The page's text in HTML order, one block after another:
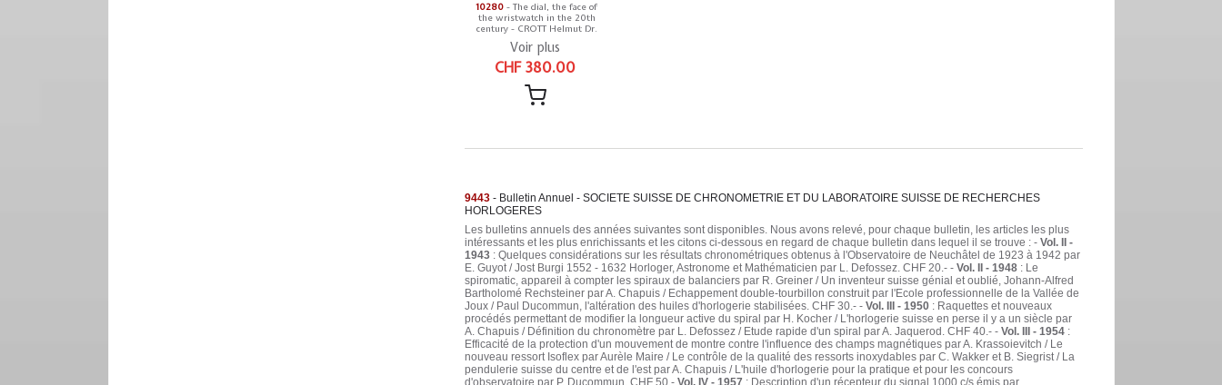
10280 - The dial, the face of
the wristwatch in the 20th
century - CROTT Helmut Dr.
Voir plus
CHF 380.00
9443- Bulletin Annuel - SOCIETE SUISSE DE CHRONOMETRIE ET DU LABORATOIRE SUISSE DE RECHERCHES
HORLOGERES
Les bulletins annuels des années suivantes sont disponibles. Nous avons relevé, pour chaque bulletin, les articles les plus
intéressants et les plus enrichissants et les citons ci-dessous en regard de chaque bulletin dans lequel il se trouve : - Vol. II -
1943: Quelques considérations sur les résultats chronométriques obtenus à l'Observatoire de Neuchâtel de 1923 à 1942 par
E. Guyot / Jost Burgi 1552 - 1632 Horloger, Astronome et Mathématicien par L. Defossez. CHF 20.- - Vol. II - 1948: Le
spiromatic, appareil à compter les spiraux de balanciers par R. Greiner / Un inventeur suisse génial et oublié, Johann-Alfred
Bartholomé Rechsteiner par A. Chapuis / Echappement double-tourbillon construit par l'Ecole professionnelle de la Vallée de
Joux / Paul Ducommun, l'altération des huiles d'horlogerie stabilisées. CHF 30.- - Vol. III - 1950: Raquettes et nouveaux
procédés permettant de modifier la longueur active du spiral par H. Kocher / L'horlogerie suisse en perse il y a un siècle par
A. Chapuis / Définition du chronomètre par L. Defossez / Etude rapide d'un spiral par A. Jaquerod. CHF 40.- - Vol. III - 1954:
Efficacité de la protection d'un mouvement de montre contre l'influence des champs magnétiques par A. Krassoievitch / Le
nouveau ressort Isoflex par Aurèle Maire / Le contrôle de la qualité des ressorts inoxydables par C. Wakker et B. Siegrist / La
pendulerie suisse du centre et de l'est par A. Chapuis / L'huile d'horlogerie pour la pratique et pour les concours
d'observatoire par P. Ducommun. CHF 50.- Vol. IV - 1957 : Description d'un récepteur du signal 1000 c/s émis par